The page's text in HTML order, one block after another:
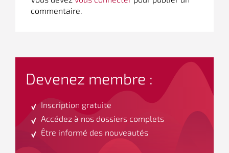
commentaire.
Devenez membre :
Inscription gratuite
Accédez à nos dossiers complets
Être informé des nouveautés